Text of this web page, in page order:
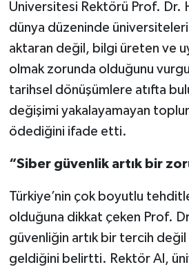
Üniversitesi Rektörü Prof. Dr.
dünya düzeninde
aktaran değil, bilgi üreten ve
olmak zorunda olduğunu
tarihsel dönüşümlere atıfta
değişimi yakalayamayan
ödediğini ifade etti.
“Siber güvenlik artık bir
Türkiye’nin çok boyutlu
olduğuna dikkat çeken Prof.
güvenliğin artık bir tercih değil
geldiğini belirtti. Rektör Al,